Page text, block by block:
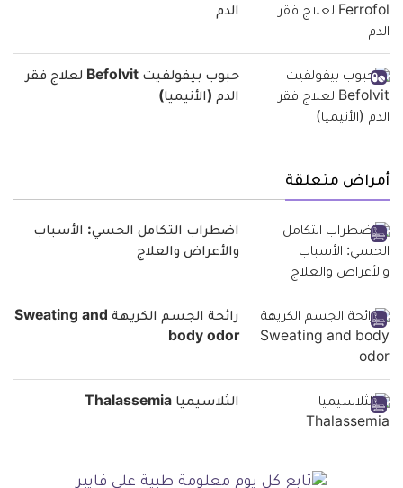
الدم
حبوب بيفولفيت Befolvit لعلاج فقر
الدم (الأنيميا)
أمراض متعلقة
اضطراب التكامل الحسي: الأسباب
والأعراض والعلاج
رائحة الجسم الكريهة Sweating and
body odor
الثلاسيميا Thalassemia